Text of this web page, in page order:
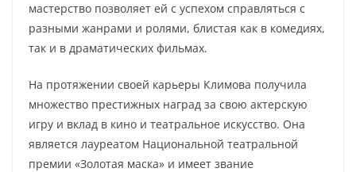
мастерство позволяет ей с успехом справляться с
разными жанрами и ролями, блистая как в комедиях,
так и в драматических фильмах.
На протяжении своей карьеры Климова получила
множество престижных наград за свою актерскую
игру и вклад в кино и театральное искусство. Она
является лауреатом Национальной театральной
премии «Золотая маска» и имеет звание